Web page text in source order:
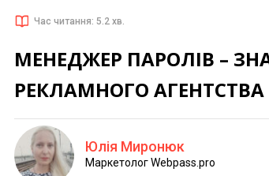
Час читання: 5.2 хв.
МЕНЕДЖЕР ПАРОЛІВ –
РЕКЛАМНОГО АГЕНТСТВА
Юлія Миронюк
Маркетолог Webpass.pro